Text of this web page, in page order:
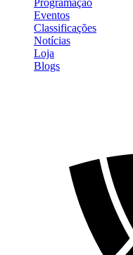
Programação
Eventos
Classificações
Notícias
Loja
Blogs